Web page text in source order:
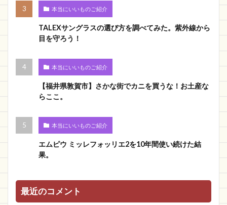
本当にいいものご紹介
TALEXサングラスの選び方を調べてみた。紫外線から
目を守ろう！
本当にいいものご紹介
【福井県敦賀市】さかな街でカニを買うな！お土産な
らここ。
本当にいいものご紹介
エムピウ ミッレフォッリエ2を10年間使い続けた結
果。
最近のコメント